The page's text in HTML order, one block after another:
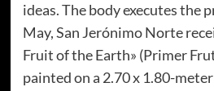
ideas. The body executes the
May, San Jerónimo Norte
Fruit of the Earth» (Primer
painted on a 2.70 x 1.80-